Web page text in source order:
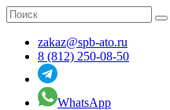
zakaz@spb-ato.ru
8 (812) 250-08-50
WhatsApp